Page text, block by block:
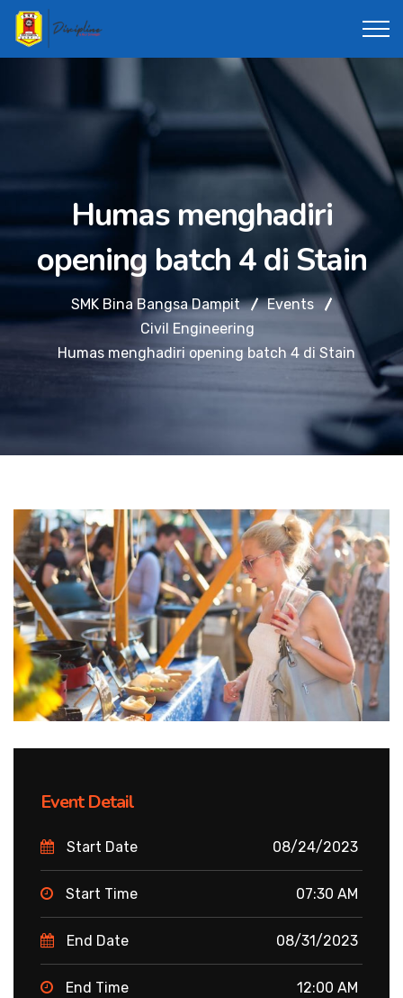
Humas menghadiri
opening batch 4 di Stain
SMK Bina Bangsa Dampit
Events
Civil Engineering
Humas menghadiri opening batch 4 di Stain
Event Detail
Start Date 08/24/2023
Start Time 07:30 AM
End Date 08/31/2023
End Time 12:00 AM